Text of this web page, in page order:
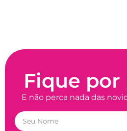
Fique
E não perca nada das